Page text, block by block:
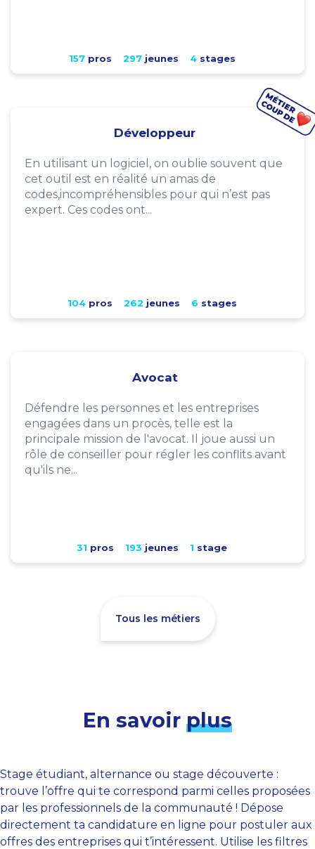
157pros 297jeunes 4stages
Développeur
En utilisant un logiciel, on oublie souvent que
cet outil est en réalité un amas de
codes,incompréhensibles pour qui n’est pas
expert. Ces codes ont...
104pros 262 jeunes 6 stages
Avocat
Défendre les personnes et les entreprises
engagées dans un procès, telle est la
principale mission de l'avocat. Il joue aussi un
rôle de conseiller pour régler les conflits avant
qu'ils ne...
31 pros 193 jeunes 1 stage
Tous les métiers
En savoir plus
Stage étudiant, alternance ou stage découverte :
trouve l’offre qui te correspond parmi celles proposées
par les professionnels de la communauté ! Dépose
directement ta candidature en ligne pour postuler aux
offres des entreprises qui t’intéressent. Utilise les filtres